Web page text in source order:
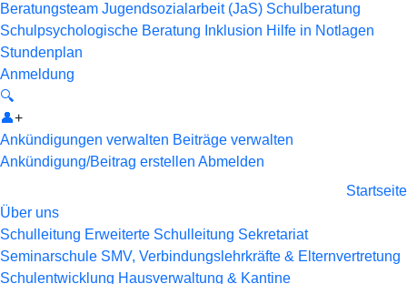
Beratungsteam Jugendsozialarbeit (JaS) Schulberatung
Schulpsychologische Beratung Inklusion Hilfe in Notlagen
Stundenplan
Anmeldung
🔍
👤+
Ankündigungen verwalten Beiträge verwalten
Ankündigung/Beitrag erstellen Abmelden
Startseite
Über uns
Schulleitung Erweiterte Schulleitung Sekretariat
Seminarschule SMV, Verbindungslehrkräfte & Elternvertretung
Schulentwicklung Hausverwaltung & Kantine